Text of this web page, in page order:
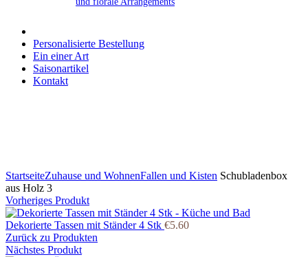
Personalisierte Bestellung
Ein einer Art
Saisonartikel
Kontakt
StartseiteZuhause und WohnenFallen und Kisten Schubladenbox
aus Holz 3
Vorheriges Produkt
Dekorierte Tassen mit Ständer 4 Stk €5.60
Zurück zu Produkten
Nächstes Produkt